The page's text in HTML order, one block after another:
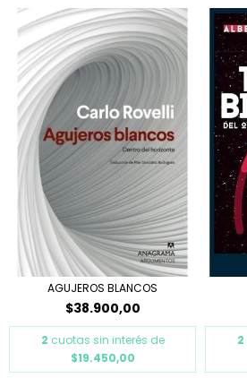
AGUJEROS BLANCOS
$38.900,00
2 cuotas sin interés de
$19.450,00
2